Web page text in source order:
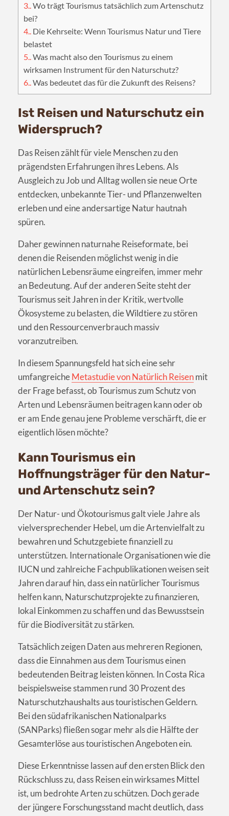
3. Wo trägt Tourismus tatsächlich zum Artenschutz
bei?
4. Die Kehrseite: Wenn Tourismus Natur und Tiere
belastet
5. Was macht also den Tourismus zu einem
wirksamen Instrument für den Naturschutz?
6. Was bedeutet das für die Zukunft des Reisens?
Ist Reisen und Naturschutz ein
Widerspruch?
Das Reisen zählt für viele Menschen zu den
prägendsten Erfahrungen ihres Lebens. Als
Ausgleich zu Job und Alltag wollen sie neue Orte
entdecken, unbekannte Tier- und Pflanzenwelten
erleben und eine andersartige Natur hautnah
spüren.
Daher gewinnen naturnahe Reiseformate, bei
denen die Reisenden möglichst wenig in die
natürlichen Lebensräume eingreifen, immer mehr
an Bedeutung. Auf der anderen Seite steht der
Tourismus seit Jahren in der Kritik, wertvolle
Ökosysteme zu belasten, die Wildtiere zu stören
und den Ressourcenverbrauch massiv
voranzutreiben.
In diesem Spannungsfeld hat sich eine sehr
umfangreicheMetastudie von Natürlich Reisenmit
der Frage befasst, ob Tourismus zum Schutz von
Arten und Lebensräumen beitragen kann oder ob
er am Ende genau jene Probleme verschärft, die er
eigentlich lösen möchte?
Kann Tourismus ein
Hoffnungsträger für den Natur-
und Artenschutz sein?
Der Natur- und Ökotourismus galt viele Jahre als
vielversprechender Hebel, um die Artenvielfalt zu
bewahren und Schutzgebiete finanziell zu
unterstützen. Internationale Organisationen wie die
IUCN und zahlreiche Fachpublikationen weisen seit
Jahren darauf hin, dass ein natürlicher Tourismus
helfen kann, Naturschutzprojekte zu finanzieren,
lokal Einkommen zu schaffen und das Bewusstsein
für die Biodiversität zu stärken.
Tatsächlich zeigen Daten aus mehreren Regionen,
dass die Einnahmen aus dem Tourismus einen
bedeutenden Beitrag leisten können. In Costa Rica
beispielsweise stammen rund 30 Prozent des
Naturschutzhaushalts aus touristischen Geldern.
Bei den südafrikanischen Nationalparks
(SANParks) fließen sogar mehr als die Hälfte der
Gesamterlöse aus touristischen Angeboten ein.
Diese Erkenntnisse lassen auf den ersten Blick den
Rückschluss zu, dass Reisen ein wirksames Mittel
ist, um bedrohte Arten zu schützen. Doch gerade
der jüngere Forschungsstand macht deutlich, dass